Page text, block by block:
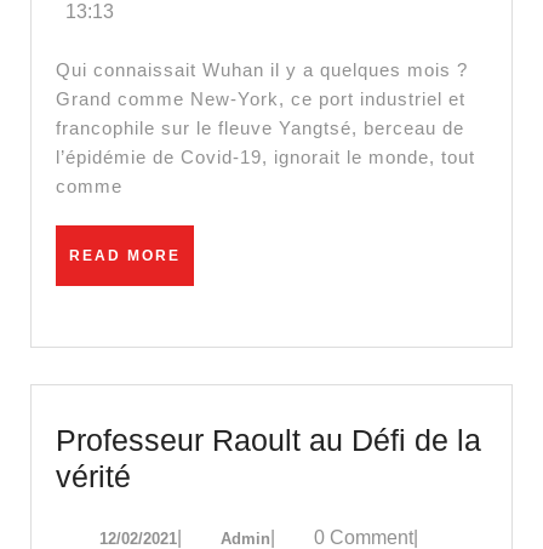
de
Wuhan,
berceau
de
|
ARTE
13:13
Qui connaissait Wuhan il y a quelques mois ?
Grand comme New-York, ce port industriel et
francophile sur le fleuve Yangtsé, berceau de
l’épidémie de Covid-19, ignorait le monde, tout
comme
READ MORE
Professeur Raoult au Défi de la
vérité
12/02/202112/02/2021
AdminAdmin0 Comment